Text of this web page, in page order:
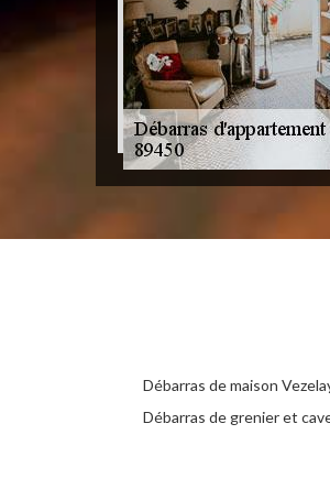
Débarras de maison
Débarras de grenier et